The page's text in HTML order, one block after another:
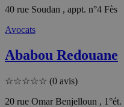
40 rue Soudan , appt. n°4
Avocats
Ababou Redouane
☆☆☆☆☆ (0 avis)
20 rue Omar Benjelloun ,